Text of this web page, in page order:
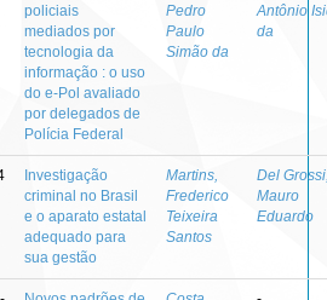
policiais
mediados por
tecnologia da
informação : o uso
do e-Pol avaliado
por delegados de
Polícia Federal
Pedro
Paulo
Simão da
Antônio
da
Investigação
criminal no Brasil
e o aparato estatal
adequado para
sua gestão
Martins,
Frederico
Teixeira
Santos
Del
Mauro
Eduardo